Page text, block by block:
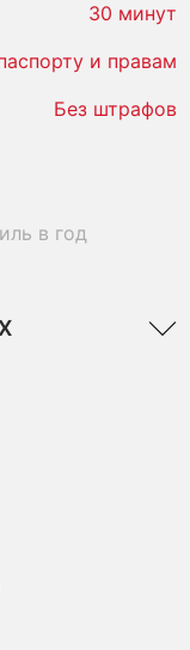
30 минут
и правам
Без штрафов
в год